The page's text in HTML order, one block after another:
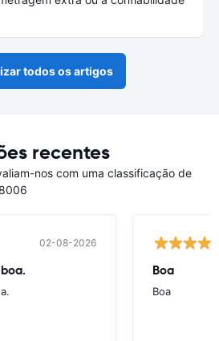
todos os artigos
recentes
nos com uma classificação de
02-08-2026
Boa
Boa